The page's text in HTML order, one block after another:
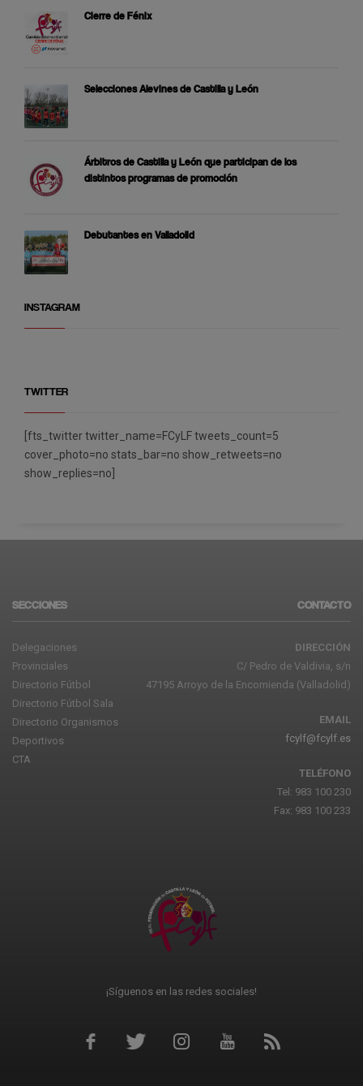
Cierre de Fénix
Selecciones Alevines de Castilla y León
Árbitros de Castilla y León que participan de los
distintos programas de promoción
Debutantes en Valladolid
INSTAGRAM
TWITTER
[fts_twitter twitter_name=FCyLF tweets_count=5
cover_photo=no stats_bar=no show_retweets=no
show_replies=no]
SECCIONES
Delegaciones
Provinciales
Directorio Fútbol
Directorio Fútbol Sala
Directorio Organismos
Deportivos
CTA
CONTACTO
DIRECCIÓN
C/ Pedro de Valdivia, s/n
47195 Arroyo de la Encomienda (Valladolid)
EMAIL
fcylf@fcylf.es
TELÉFONO
Tel: 983 100 230
Fax: 983 100 233
¡Síguenos en las redes sociales!